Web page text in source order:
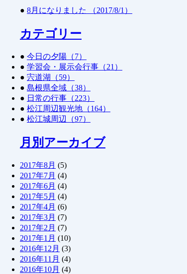
● 8月になりました （2017/8/1）
カテゴリー
● 今日の夕陽（7）
● 学習会・展示会行事（21）
● 宍道湖（59）
● 島根県全域（38）
● 日常の行事（223）
● 松江周辺観光地（164）
● 松江城周辺（97）
月別アーカイブ
2017年8月 (5)
2017年7月 (4)
2017年6月 (4)
2017年5月 (4)
2017年4月 (6)
2017年3月 (7)
2017年2月 (7)
2017年1月 (10)
2016年12月 (3)
2016年11月 (4)
2016年10月 (4)